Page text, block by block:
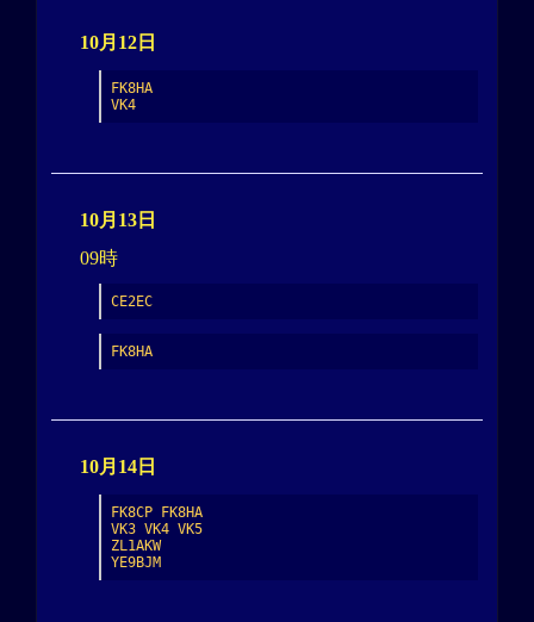
10月12日
FK8HA
VK4
10月13日
09時
CE2EC
FK8HA
10月14日
FK8CP FK8HA
VK3 VK4 VK5
ZL1AKW
YE9BJM